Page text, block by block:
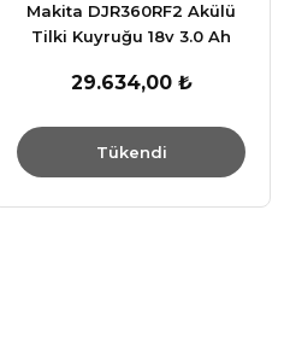
Makita DJR360RF2 Akülü
Tilki Kuyruğu 18v 3.0 Ah
29.634,00 ₺
Tükendi